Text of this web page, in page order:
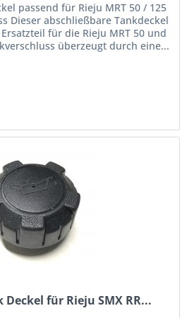
passend für Rieju MRT 50 / 125
Dieser abschließbare Tankdeckel
für die Rieju MRT 50 und
überzeugt durch eine...
für Rieju SMX RR...